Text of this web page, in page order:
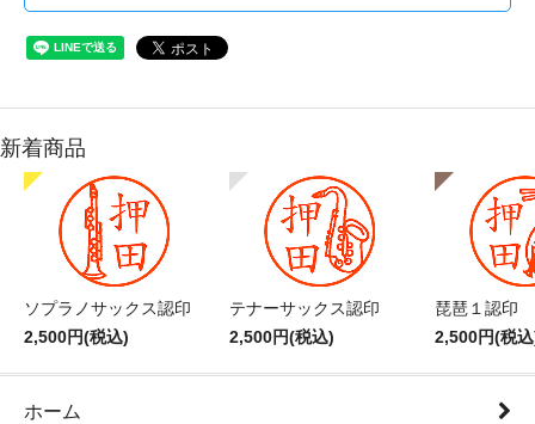
新着商品
ソプラノサックス認印
2,500円(税込)
テナーサックス認印
2,500円(税込)
琵琶１認印
2,500円(税
ホーム